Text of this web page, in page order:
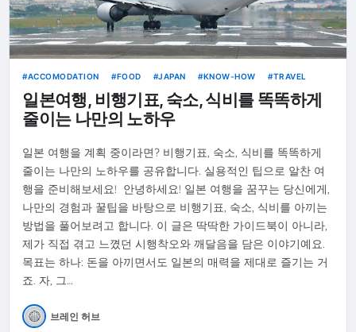
ACCOMODATION FOOD JAPAN KNOW-HOW TRAVEL
일본여행, 비행기표, 숙소, 식비를 똑똑하게
줄이는 나만의 노하우
일본 여행을 계획 중이라면? 비행기표, 숙소, 식비를 똑똑하게
줄이는 나만의 노하우를 공유합니다. 실용적인 팁으로 알찬 여
행을 준비해보세요! 안녕하세요! 일본 여행을 꿈꾸는 당신에게,
나만의 경험과 꿀팁을 바탕으로 비행기표, 숙소, 식비를 아끼는
방법을 풀어보려고 합니다. 이 글은 딱딱한 가이드북이 아니라,
제가 직접 겪고 느꼈던 시행착오와 깨달음을 담은 이야기예요.
목표는 하나: 돈을 아끼면서도 일본의 매력을 제대로 즐기는 거
죠. 자, 그…
브레인 허브